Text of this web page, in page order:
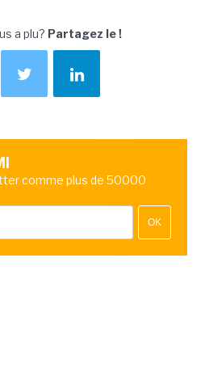
a plu? Partagez le !
comme plus de 50000
OK